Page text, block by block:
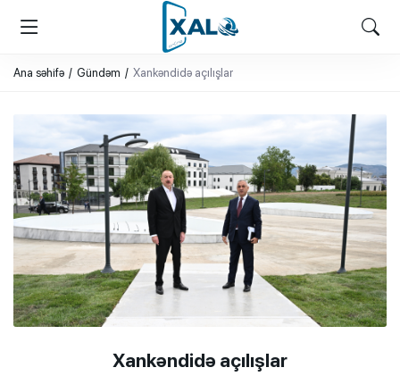
XALQ.ONLINE
ONLAYN PLATFORMA
Ana səhifə Gündəm Xankəndidə açılışlar
Xankəndidə açılışlar